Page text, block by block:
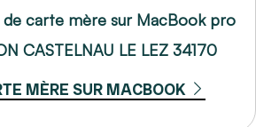
de carte mère sur MacBook pro
CASTELNAU LE LEZ 34170
MÈRE SUR MACBOOK